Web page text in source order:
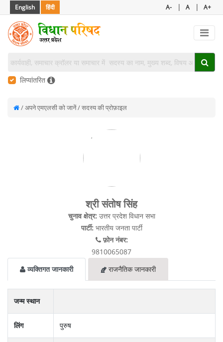
English हिंदी A- | A | A+
लिप्यांतरित
/ अपने एमएलसी को जानें / सदस्य की प्रोफ़ाइल
श्री संतोष सिंह
चुनाव क्षेत्र:उत्तर प्रदेश विधान सभा
पार्टी:भारतीय जनता पार्टी
फ़ोन नंबर:
9810065087
व्यक्तिगत जानकारी
राजनैतिक जानकारी
जन्म स्थान
लिंग पुरुष